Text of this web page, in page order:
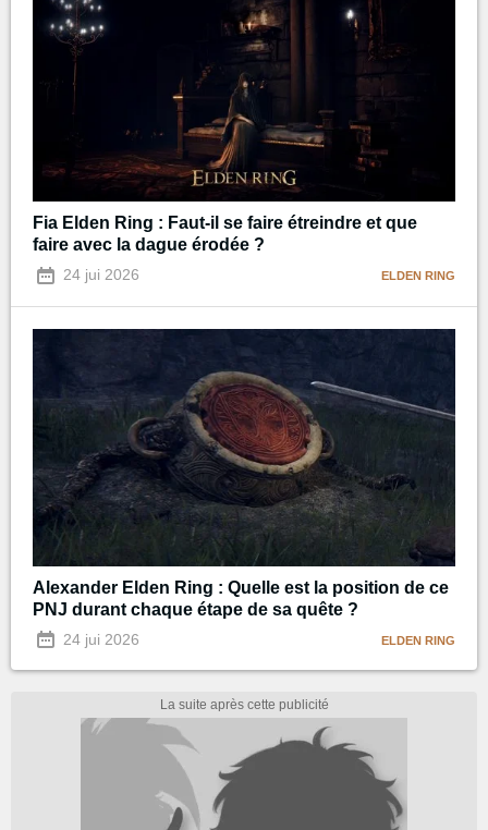
Fia Elden Ring : Faut-il se faire étreindre et que
faire avec la dague érodée ?
24 jui 2026 ELDEN RING
Alexander Elden Ring : Quelle est la position de ce
PNJ durant chaque étape de sa quête ?
24 jui 2026 ELDEN RING